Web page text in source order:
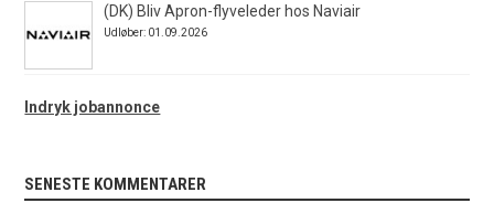
(DK) Bliv Apron-flyveleder hos Naviair
Udløber: 01.09.2026
Indryk jobannonce
SENESTE KOMMENTARER